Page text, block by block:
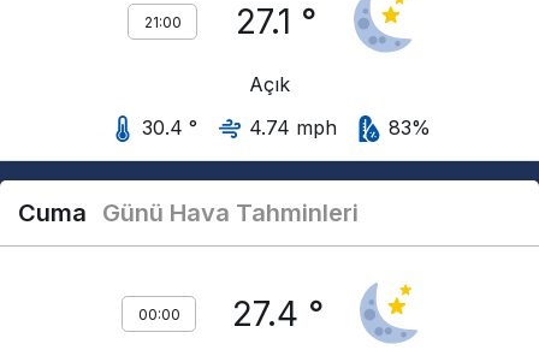
21:00 27.1 °
Açık
30.4 °
4.74 mph 83%
Cuma Günü Hava Tahminleri
00:00 27.4 °